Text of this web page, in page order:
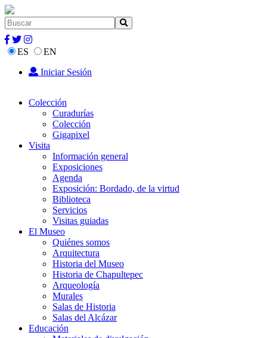
ES
EN
Iniciar Sesión
Colección
Curadurías
Colección
Gigapixel
Visita
Información general
Exposiciones
Agenda
Exposición: Bordado, de la virtud
Biblioteca
Servicios
Visitas guiadas
El Museo
Quiénes somos
Arquitectura
Historia del Museo
Historia de Chapultepec
Arqueología
Murales
Salas de Historia
Salas del Alcázar
Educación